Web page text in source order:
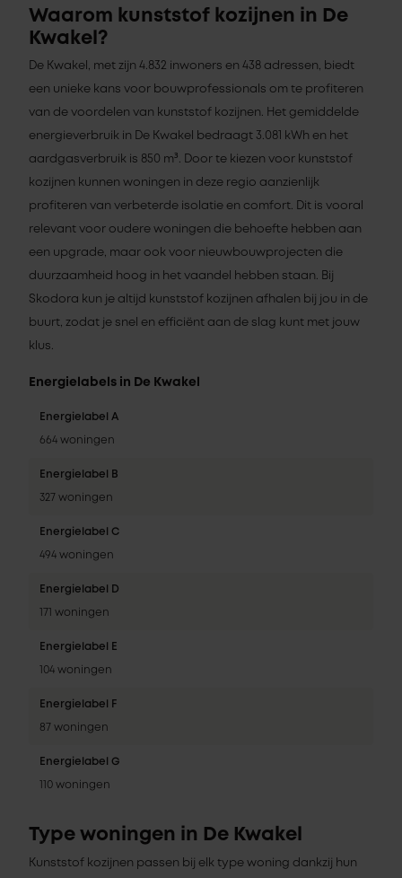
Waarom kunststof kozijnen in De
Kwakel?
De Kwakel, met zijn 4.832 inwoners en 438 adressen, biedt
een unieke kans voor bouwprofessionals om te profiteren
van de voordelen van kunststof kozijnen. Het gemiddelde
energieverbruik in De Kwakel bedraagt 3.081 kWh en het
aardgasverbruik is 850 m³. Door te kiezen voor kunststof
kozijnen kunnen woningen in deze regio aanzienlijk
profiteren van verbeterde isolatie en comfort. Dit is vooral
relevant voor oudere woningen die behoefte hebben aan
een upgrade, maar ook voor nieuwbouwprojecten die
duurzaamheid hoog in het vaandel hebben staan. Bij
Skodora kun je altijd kunststof kozijnen afhalen bij jou in de
buurt, zodat je snel en efficiënt aan de slag kunt met jouw
klus.
Energielabels in De Kwakel
Energielabel A
664 woningen
Energielabel B
327 woningen
Energielabel C
494 woningen
Energielabel D
171 woningen
Energielabel E
104 woningen
Energielabel F
87 woningen
Energielabel G
110 woningen
Type woningen in De Kwakel
Kunststof kozijnen passen bij elk type woning dankzij hun